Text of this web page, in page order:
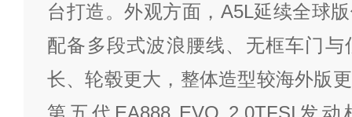
台打造。外观方面，A5L延续全球
配备多段式波浪腰线、无框车门
长、轮毂更大，整体造型较海外版
第五代EA888 EVO 2.0TFSI发